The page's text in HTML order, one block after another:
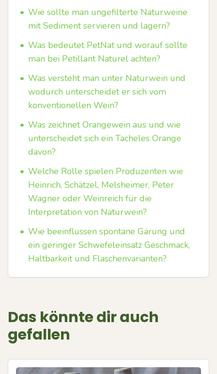
• Wie sollte man ungefilterte Naturweine
mit Sediment servieren und lagern?
• Was bedeutet PetNat und worauf sollte
man bei Petillant Naturel achten?
• Was versteht man unter Naturwein und
wodurch unterscheidet er sich vom
konventionellen Wein?
• Was zeichnet Orangewein aus und wie
unterscheidet sich ein Tacheles Orange
davon?
• Welche Rolle spielen Produzenten wie
Heinrich, Schätzel, Melsheimer, Peter
Wagner oder Weinreich für die
Interpretation von Naturwein?
• Wie beeinflussen spontane Gärung und
ein geringer Schwefeleinsatz Geschmack,
Haltbarkeit und Flaschenvarianten?
Das könnte dir auch
gefallen